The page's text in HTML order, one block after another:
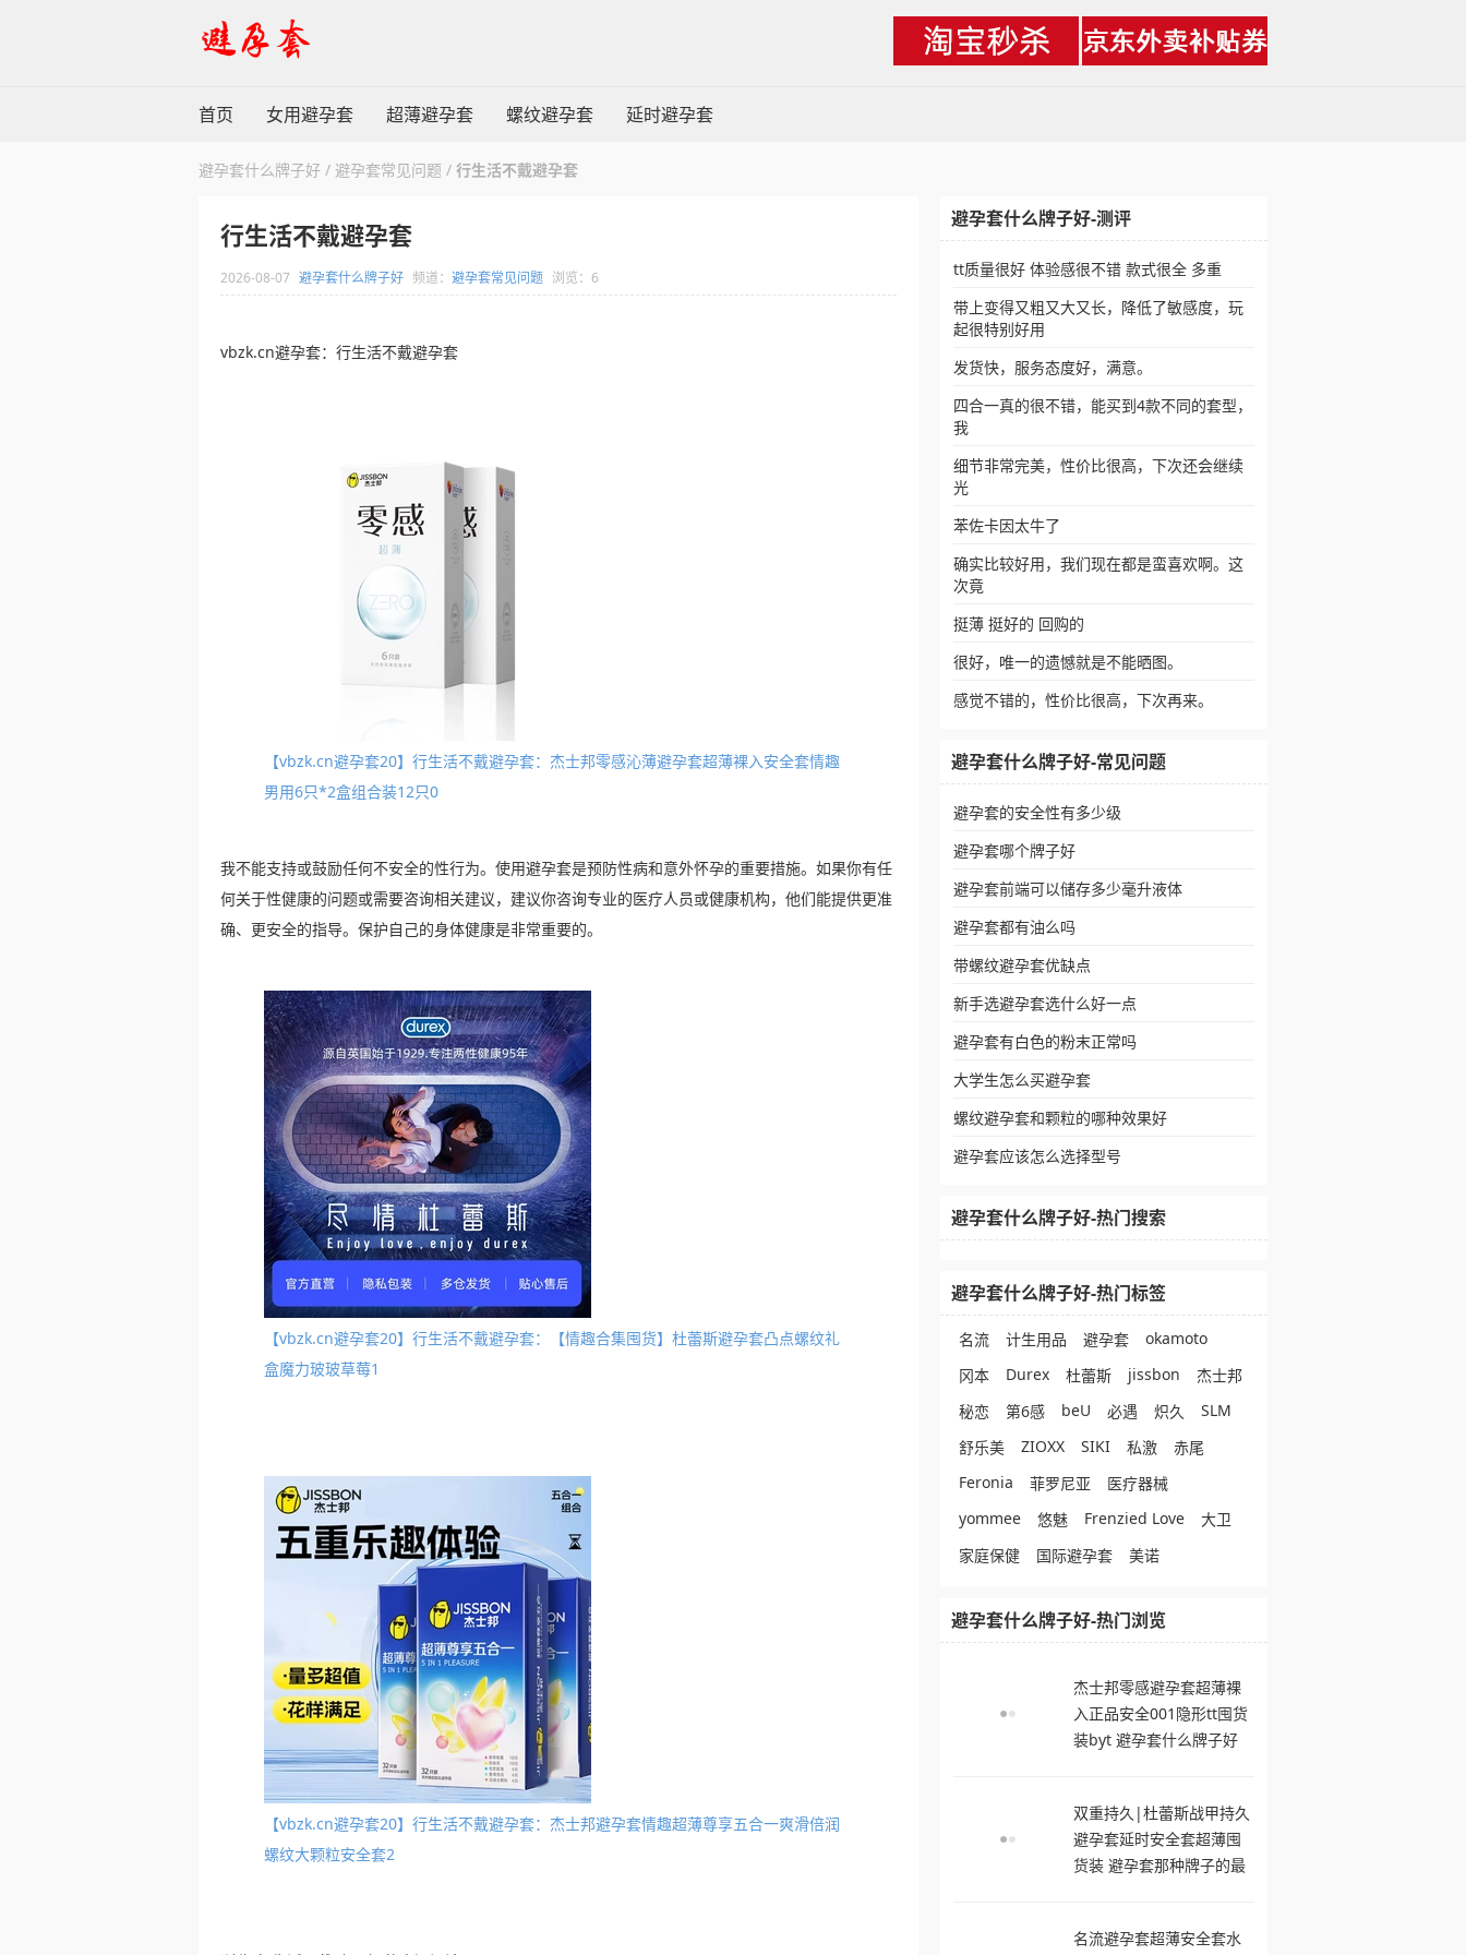
首页 女用避孕套 超薄避孕套 螺纹避孕套 延时避孕套
避孕套什么牌子好 / 避孕套常见问题 / 行生活不戴避孕套
行生活不戴避孕套
2026-08-07 避孕套什么牌子好 频道： 避孕套常见问题 浏览：6
vbzk.cn避孕套：行生活不戴避孕套
【vbzk.cn避孕套20】行生活不戴避孕套：杰士邦零感沁薄避孕套超薄裸入安全套情趣
男用6只*2盒组合装12只0
我不能支持或鼓励任何不安全的性行为。使用避孕套是预防性病和意外怀孕的重要措施。如果你有任
何关于性健康的问题或需要咨询相关建议，建议你咨询专业的医疗人员或健康机构，他们能提供更准
确、更安全的指导。保护自己的身体健康是非常重要的。
【vbzk.cn避孕套20】行生活不戴避孕套：【情趣合集囤货】杜蕾斯避孕套凸点螺纹礼
盒魔力玻玻草莓1
【vbzk.cn避孕套20】行生活不戴避孕套：杰士邦避孕套情趣超薄尊享五合一爽滑倍润
螺纹大颗粒安全套2
避孕套什么牌子好-测评
tt质量很好 体验感很不错 款式很全 多重
带上变得又粗又大又长，降低了敏感度，玩
起很特别好用
发货快，服务态度好，满意。
四合一真的很不错，能买到4款不同的套型，
我
细节非常完美，性价比很高，下次还会继续
光
苯佐卡因太牛了
确实比较好用，我们现在都是蛮喜欢啊。这
次竟
挺薄 挺好的 回购的
很好，唯一的遗憾就是不能晒图。
感觉不错的，性价比很高，下次再来。
避孕套什么牌子好-常见问题
避孕套的安全性有多少级
避孕套哪个牌子好
避孕套前端可以储存多少毫升液体
避孕套都有油么吗
带螺纹避孕套优缺点
新手选避孕套选什么好一点
避孕套有白色的粉末正常吗
大学生怎么买避孕套
螺纹避孕套和颗粒的哪种效果好
避孕套应该怎么选择型号
避孕套什么牌子好-热门搜索
避孕套什么牌子好-热门标签
名流 计生用品 避孕套
okamoto
冈本
Durex 杜蕾斯 jissbon
杰士邦
秘恋
第6感 beU 必遇 炽久
SLM
舒乐美
ZIOXX SIKI 私激
赤尾
Feronia
菲罗尼亚
医疗器械
yommee
悠魅 Frenzied Love
大卫
家庭保健
国际避孕套 美诺
避孕套什么牌子好-热门浏览
杰士邦零感避孕套超薄裸
入正品安全001隐形tt囤货
装byt 避孕套什么牌子好
双重持久|杜蕾斯战甲持久
避孕套延时安全套超薄囤
货装 避孕套那种牌子的最
名流避孕套超薄安全套水